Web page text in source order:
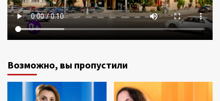
Возможно, вы пропустили